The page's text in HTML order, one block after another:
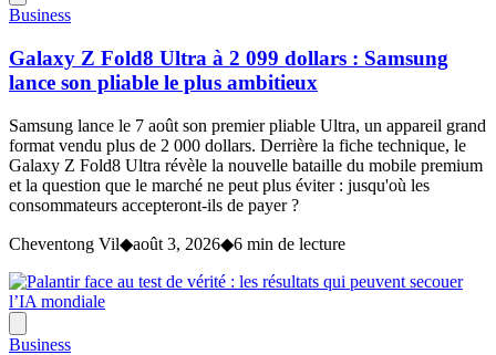
Business
Galaxy Z Fold8 Ultra à 2 099 dollars : Samsung
lance son pliable le plus ambitieux
Samsung lance le 7 août son premier pliable Ultra, un appareil grand
format vendu plus de 2 000 dollars. Derrière la fiche technique, le
Galaxy Z Fold8 Ultra révèle la nouvelle bataille du mobile premium
et la question que le marché ne peut plus éviter : jusqu'où les
consommateurs accepteront-ils de payer ?
Cheventong Vil◆août 3, 2026◆6 min de lecture
Business